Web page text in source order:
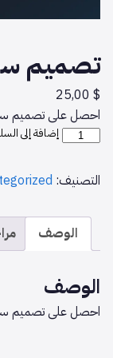
تصميم
25,00 $
احصل على تصميم
كمية
سوشيال
إضافة إلى
التصنيف:
الوصف
الوصف
احصل على تصميم